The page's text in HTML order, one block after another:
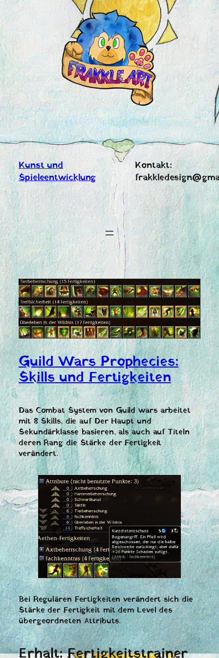
Kunst und
Spieleentwicklung
Kontakt:
Guild Wars Prophecies:
Skills und Fertigkeiten
Das Combat System von Guild wars arbeitet
mit 8 Skills, die auf Der Haupt und
Sekundärklasse basieren, als auch auf Titeln
deren Rang die Stärke der Fertigkeit
verändert.
Bei Regulären Fertigkeiten verändert sich die
Stärke der Fertigkeit mit dem Level des
übergeordneten Attributs.
Erhalt: Fertigkeitstrainer